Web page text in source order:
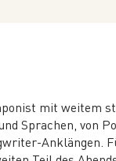
mit weitem
Sprachen, von
Anklängen.